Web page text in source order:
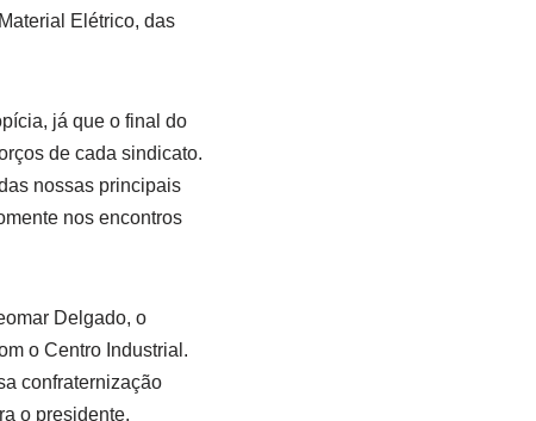
Elétrico, das
já que o final do
de cada sindicato.
nossas principais
nos encontros
Delgado, o
o Centro Industrial.
confraternização
o presidente.